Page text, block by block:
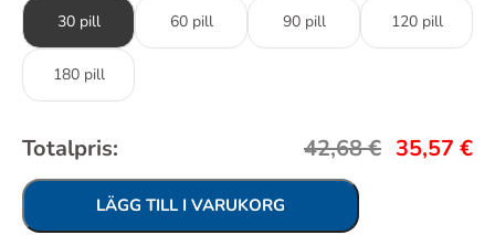
30 pill 60 pill 90 pill 120 pill
180 pill
Totalpris: 42,68€ 35,57 €
LÄGG TILL I VARUKORG